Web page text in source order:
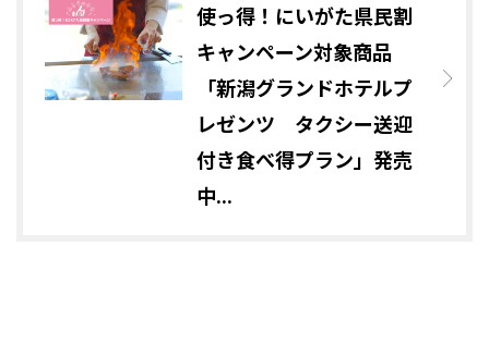
使っ得！にいがた県民割
キャンペーン対象商品
「新潟グランドホテルプ
レゼンツ タクシー送迎
付き食べ得プラン」発売
中...